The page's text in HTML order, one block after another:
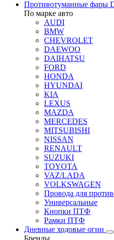
Противотуманные фары
По марке авто
AUDI
BMW
CHEVROLET
DAEWOO
DAIHATSU
FORD
HONDA
HYUNDAI
KIA
LEXUS
MAZDA
MERCEDES
MITSUBISHI
NISSAN
RENAULT
SUZUKI
TOYOTA
VAZ/LADA
VOLKSWAGEN
Провода для
Универсальные
Кнопки ПТФ
Рамки ПТФ
Дневные ходовые огни
Бренды